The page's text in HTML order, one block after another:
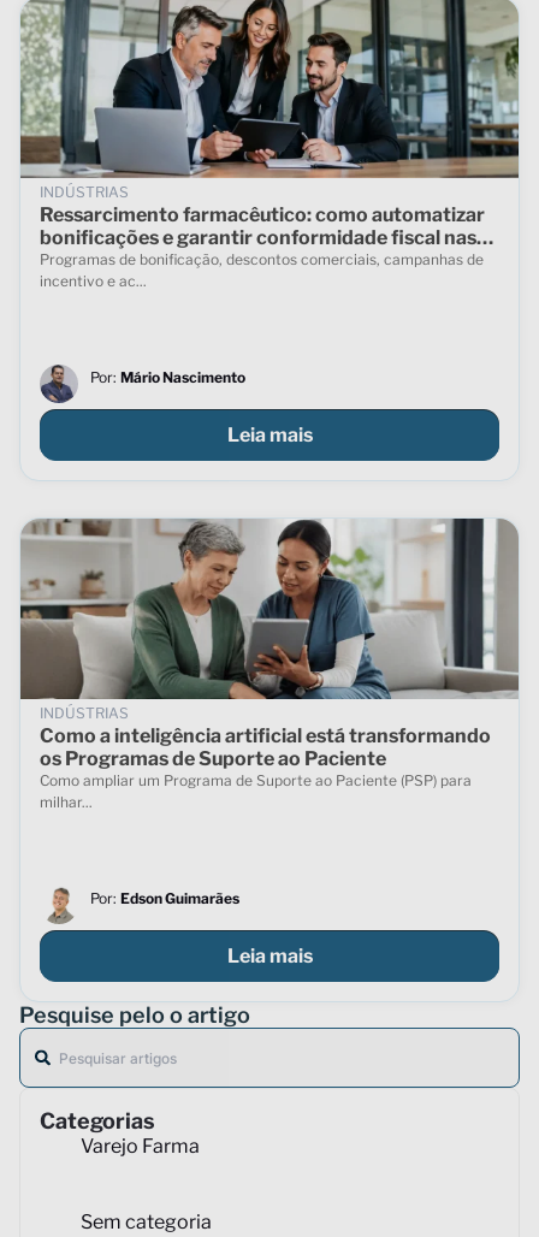
INDÚSTRIAS
Ressarcimento farmacêutico: como automatizar
bonificações e garantir conformidade fiscal nas
vendas indiretas
Programas de bonificação, descontos comerciais, campanhas de
incentivo e ac...
Por: Mário Nascimento
Leia mais
INDÚSTRIAS
Como a inteligência artificial está transformando
os Programas de Suporte ao Paciente
Como ampliar um Programa de Suporte ao Paciente (PSP) para
milhar...
Por: Edson Guimarães
Leia mais
Pesquise pelo o artigo
Categorias
Varejo Farma
Sem categoria